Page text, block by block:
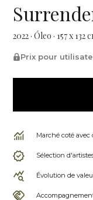
2022 · Óleo · 157 x 132
Prix pour
Marché coté avec
Sélection
Évolution de